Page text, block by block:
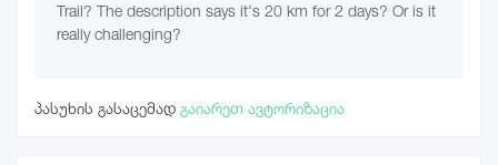
Trail? The description says it's 20 km for 2 days? Or is it
really challenging?
პასუხის გასაცემად გაიარეთ ავტორიზაცია